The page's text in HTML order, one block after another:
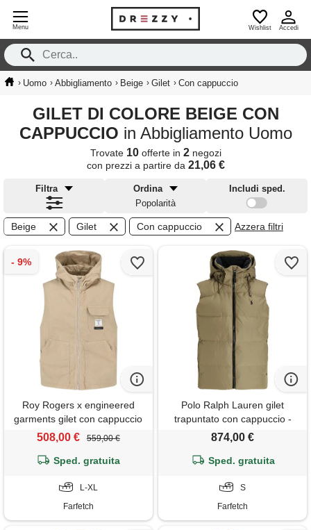
Menu Wishlist Accedi
› Uomo › Abbigliamento › Beige › Gilet › Con cappuccio
GILET DI COLORE BEIGE CON
CAPPUCCIO in Abbigliamento Uomo
Trovate 10offerte in 2negozi
con prezzi a partire da 21,06 €
Filtra
Ordina
Popolarità
Includi sped.
Beige Gilet Con cappuccio Azzera filtri
Roy Rogers x engineered
garments gilet con cappuccio
- toni neutri
508,00 € 559,00 €
Sped. gratuita
L-XL
Farfetch
Polo Ralph Lauren gilet
trapuntato con cappuccio -
marrone
874,00 €
Sped. gratuita
S
Farfetch